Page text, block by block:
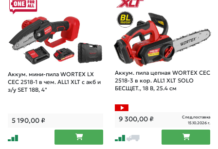
Аккум. мини-пила WORTEX LX
CEC 2518-1 в чем. ALL1 XLT с акб и
з/у SET 18В, 4"
5 190,00₽
Аккум. пила цепная WORTEX CEC
2518-3 в кор. ALL1 XLT SOLO
БЕСЩЕТ., 18 В, 25.4 см
9 300,00₽
След.поставка
15.10.2026 г.